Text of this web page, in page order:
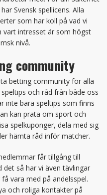
Svensk spellicens. Alla
som har koll på vad vi
vart intresset är som högst
nivå.
community
betting community för alla
och råd från både oss
inte bara speltips som finns
kan prata om sport och
spelkuponger, dela med sig
hämta råd inför matcher.
får tillgång till
det så har vi även tävlingar
vara med på andelsspel.
och roliga kontakter på